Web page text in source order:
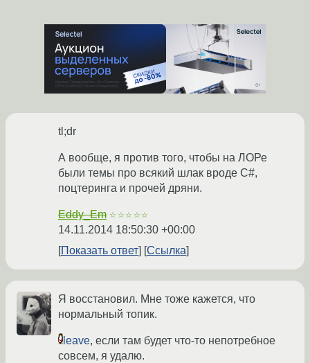
tl;dr
А вообще, я против того, чтобы на ЛОРе
были темы про всякий шлак вроде C#,
поцтеринга и прочей дряни.
Eddy_Em ☆☆☆☆☆
14.11.2014 18:50:30 +00:00
Показать ответ
Ссылка
Я восстановил. Мне тоже кажется, что
нормальный топик.
leave, если там будет что-то непотребное
совсем, я удалю.